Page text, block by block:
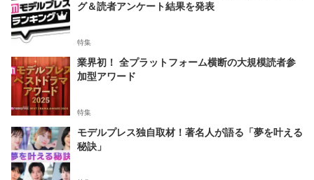
グ＆読者アンケート結果を発表
特集
業界初！ 全プラットフォーム横断の大規模読者参
加型アワード
特集
モデルプレス独自取材！著名人が語る「夢を叶える
秘訣」